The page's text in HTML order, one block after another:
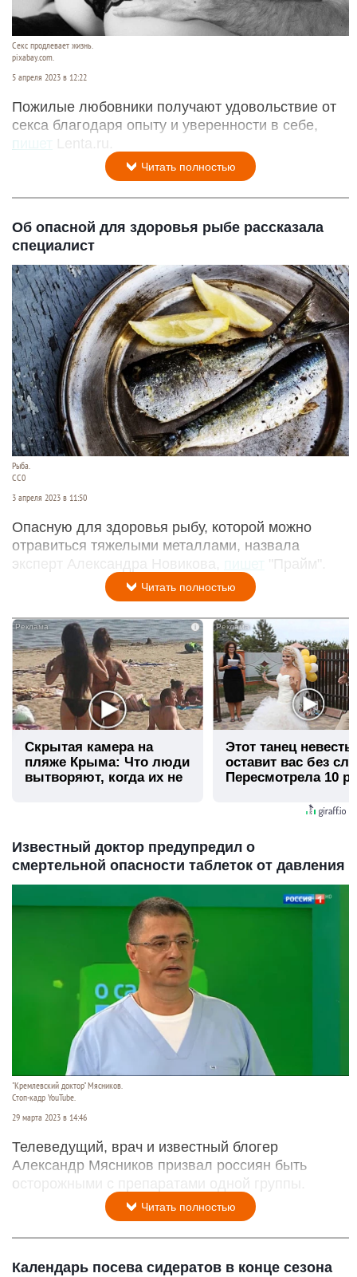
Секс продлевает жизнь.
pixabay.com.
5 апреля 2023 в 12:22
Пожилые любовники получают удовольствие от
секса благодаря опыту и уверенности в себе,
пишет
Lenta.ru.
Читать полностью
Об опасной для здоровья рыбе рассказала
специалист
Рыба.
СС0
3 апреля 2023 в 11:50
Опасную для здоровья рыбу, которой можно
отравиться тяжелыми металлами, назвала
эксперт Александра Новикова,
"Прайм".
Читать полностью
i
Скрытая камера на
пляже Крыма: Что люди
вытворяют, когда их не
Этот танец невесты
оставит вас без
Пересмотрела 10
Известный доктор предупредил о
смертельной опасности таблеток от давления
"Кремлевский доктор" Мясников.
Стоп-кадр YouTube.
29 марта 2023 в 14:46
Телеведущий, врач и известный блогер
Александр Мясников призвал россиян быть
осторожными с препаратами одной группы.
Читать полностью
Календарь посева сидератов в конце сезона